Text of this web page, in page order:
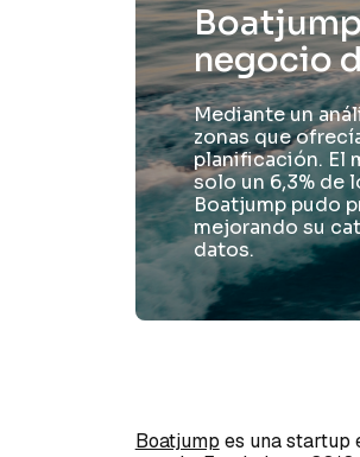
negocio
Mediante un
zonas que
planificación. El
solo un 6,3% de
Boatjump pudo
mejorando su
datos.
Boatjump es una startup